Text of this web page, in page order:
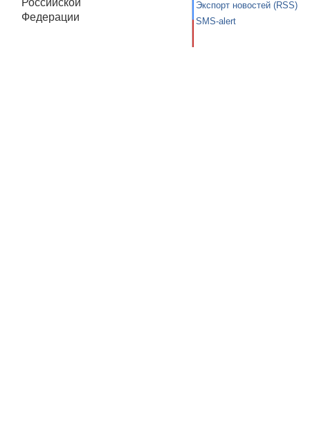
Российской
Федерации
Экспорт новостей (RSS)
SMS-alert